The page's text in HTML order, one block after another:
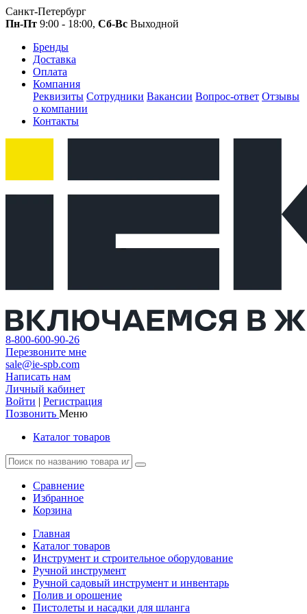
Санкт-Петербург
Пн-Пт 9:00 - 18:00, Сб-Вс Выходной
Бренды
Доставка
Оплата
Компания
Реквизиты Сотрудники Вакансии Вопрос-ответ Отзывы
о компании
Контакты
8-800-600-90-26
Перезвоните мне
sale@ie-spb.com
Написать нам
Личный кабинет
Войти | Регистрация
Позвонить Меню
Каталог товаров
Сравнение
Избранное
Корзина
Главная
Каталог товаров
Инструмент и строительное оборудование
Ручной инструмент
Ручной садовый инструмент и инвентарь
Полив и орошение
Пистолеты и насадки для шланга